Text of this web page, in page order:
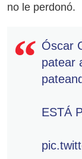
no le perdonó.
Óscar
patear
ESTÁ